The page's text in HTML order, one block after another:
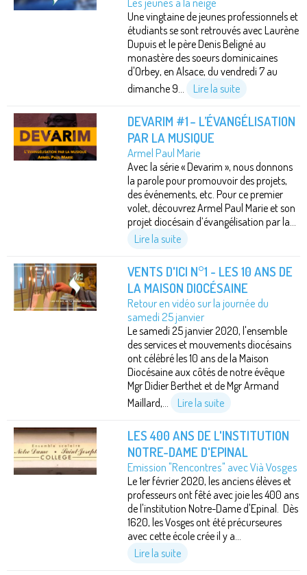
Une vingtaine de jeunes professionnels et
étudiants se sont retrouvés avec Laurène
Dupuis et le père Denis Beligné au
monastère des soeurs dominicaines
d'Orbey, en Alsace, du vendredi 7 au
dimanche 9...
Lire la suite
DEVARIM #1 – L’ÉVANGÉLISATION
PAR LA MUSIQUE
Armel Paul Marie
Avec la série « Devarim », nous donnons
la parole pour promouvoir des projets,
des événements, etc. Pour ce premier
volet, découvrez Armel Paul Marie et son
projet diocésain d’évangélisation par la...
Lire la suite
VENTS D'ICI N°1 - LES 10 ANS DE
LA MAISON DIOCÉSAINE
Retour en vidéo sur la journée du
samedi 25 janvier
Le samedi 25 janvier 2020, l'ensemble
des services et mouvements diocésains
ont célébré les 10 ans de la Maison
Diocésaine aux côtés de notre évêque
Mgr Didier Berthet et de Mgr Armand
Maillard,...
Lire la suite
LES 400 ANS DE L'INSTITUTION
NOTRE-DAME D'EPINAL
Emission "Rencontres" avec Vià Vosges
Le 1er février 2020, les anciens élèves et
professeurs ont fêté avec joie les 400 ans
de l'institution Notre-Dame d'Epinal. Dès
1620, les Vosges ont été précurseures
avec cette école crée il y a...
Lire la suite